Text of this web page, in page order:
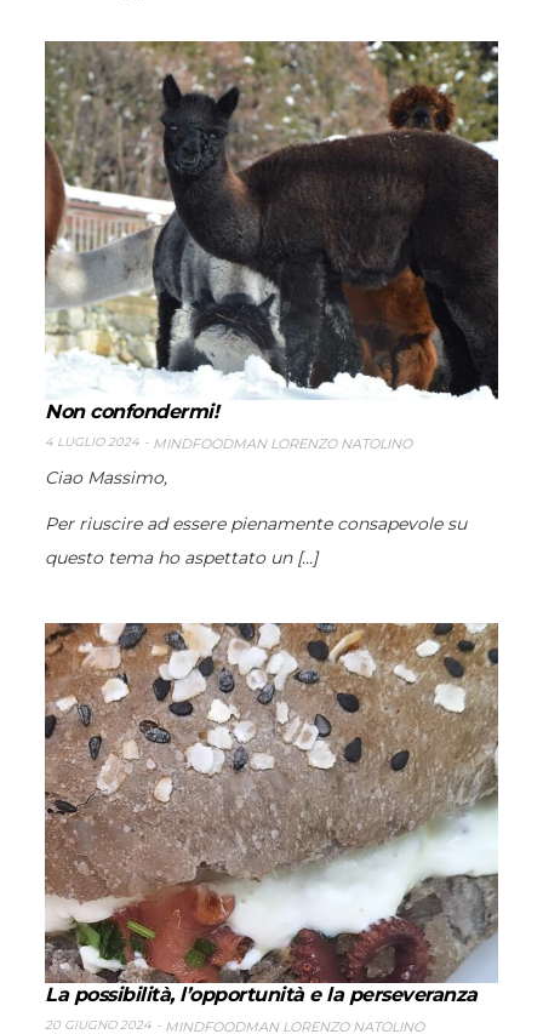
Non confondermi!
4 LUGLIO 2024 MINDFOODMAN LORENZO NATOLINO
Ciao Massimo,
Per riuscire ad essere pienamente consapevole su
questo tema ho aspettato un [...]
La possibilità, l’opportunità e la perseveranza
20 GIUGNO 2024 MINDFOODMAN LORENZO NATOLINO